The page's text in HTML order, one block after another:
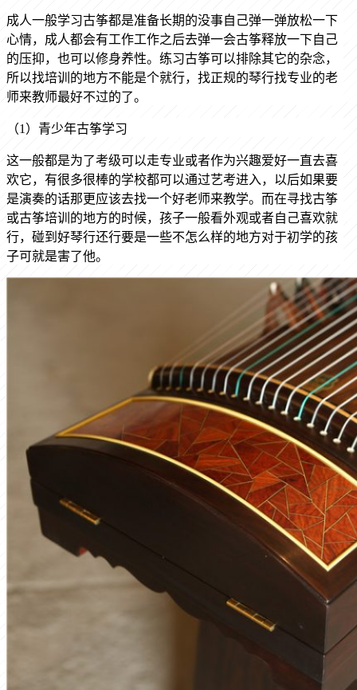
成人一般学习古筝都是准备长期的没事自己弹一弹放松一下
心情，成人都会有工作工作之后去弹一会古筝释放一下自己
的压抑，也可以修身养性。练习古筝可以排除其它的杂念，
所以找培训的地方不能是个就行，找正规的琴行找专业的老
师来教师最好不过的了。
（1）青少年古筝学习
这一般都是为了考级可以走专业或者作为兴趣爱好一直去喜
欢它，有很多很棒的学校都可以通过艺考进入，以后如果要
是演奏的话那更应该去找一个好老师来教学。而在寻找古筝
或古筝培训的地方的时候，孩子一般看外观或者自己喜欢就
行，碰到好琴行还行要是一些不怎么样的地方对于初学的孩
子可就是害了他。